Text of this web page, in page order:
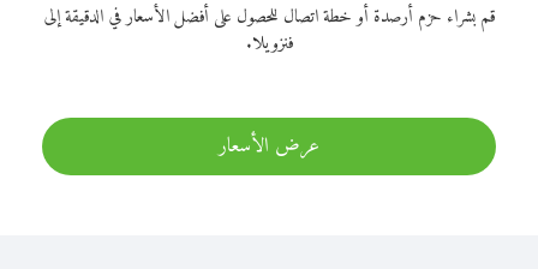
قم بشراء حزم أرصدة أو خطة اتصال للحصول على أفضل الأسعار في الدقيقة إلى
فنزويلا.
عرض الأسعار